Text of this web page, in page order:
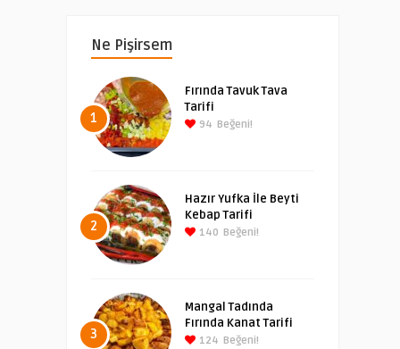
Ne Pişirsem
1
Fırında Tavuk Tava
Tarifi
94 Beğeni!
2
Hazır Yufka İle Beyti
Kebap Tarifi
140 Beğeni!
3
Mangal Tadında
Fırında Kanat Tarifi
124 Beğeni!